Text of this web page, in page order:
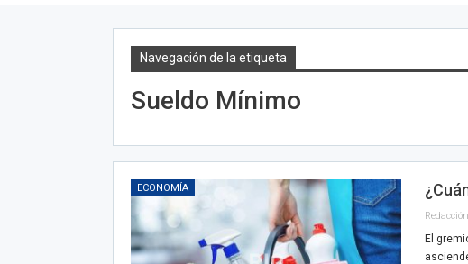
Navegación de la etiqueta
Sueldo Mínimo
ECONOMÍA
El